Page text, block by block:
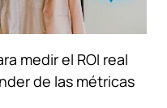
medir el ROI real
de las métricas